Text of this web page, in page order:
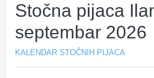
Stočna pijaca
septembar 2026
KALENDAR STOČNIH PIJACA